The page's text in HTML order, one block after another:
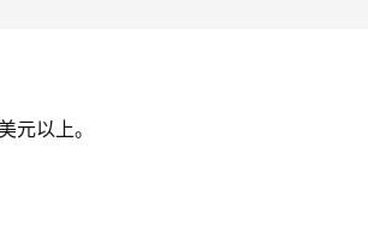
元以上。